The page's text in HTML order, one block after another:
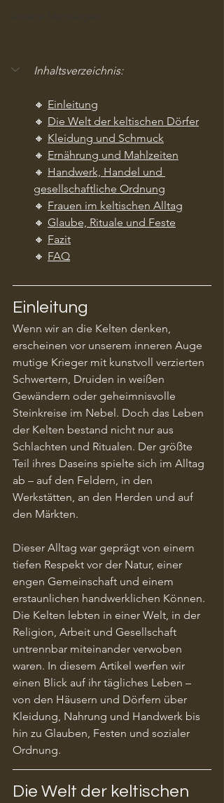
Inhaltsverzeichnis:
🔸 Einleitung
🔸 Die Welt der keltischen Dörfer
🔸 Kleidung und Schmuck
🔸 Ernährung und Mahlzeiten
🔸 Handwerk, Handel und
gesellschaftliche Ordnung
🔸 Frauen im keltischen Alltag
🔸 Glaube, Rituale und Feste
🔸 Fazit
🔸 FAQ
Einleitung
Wenn wir an die Kelten denken,
erscheinen vor unserem inneren Auge
mutige Krieger mit kunstvoll verzierten
Schwertern, Druiden in weißen
Gewändern oder geheimnisvolle
Steinkreise im Nebel. Doch das Leben
der Kelten bestand nicht nur aus
Schlachten und Ritualen. Der größte
Teil ihres Daseins spielte sich im Alltag
ab – auf den Feldern, in den
Werkstätten, an den Herden und auf
den Märkten.
Dieser Alltag war geprägt von einem
tiefen Respekt vor der Natur, einer
engen Gemeinschaft und einem
erstaunlichen handwerklichen Können.
Die Kelten lebten in einer Welt, in der
Religion, Arbeit und Gesellschaft
untrennbar miteinander verwoben
waren. In diesem Artikel werfen wir
einen Blick auf ihr tägliches Leben –
von den Häusern und Dörfern über
Kleidung, Nahrung und Handwerk bis
hin zu Glauben, Festen und sozialer
Ordnung.
Die Welt der keltischen